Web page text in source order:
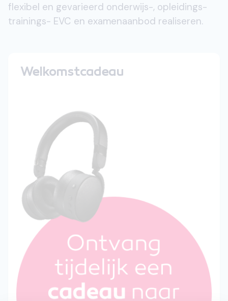
flexibel en gevarieerd onderwijs-, opleidings-
trainings- EVC en examenaanbod realiseren.
Welkomstcadeau